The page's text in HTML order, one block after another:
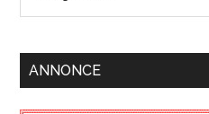
ANNONCE